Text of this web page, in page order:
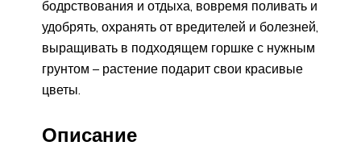
бодрствования и отдыха, вовремя поливать и
удобрять, охранять от вредителей и болезней,
выращивать в подходящем горшке с нужным
грунтом – растение подарит свои красивые
цветы.
Описание